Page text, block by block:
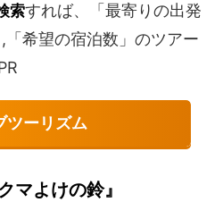
索すれば、「最寄りの出発
希望の宿泊数」のツアー
ツーリズム
マよけの鈴』